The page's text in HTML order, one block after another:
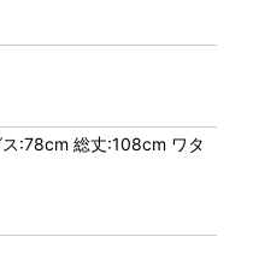
:78cm 総丈:108cm ワタ